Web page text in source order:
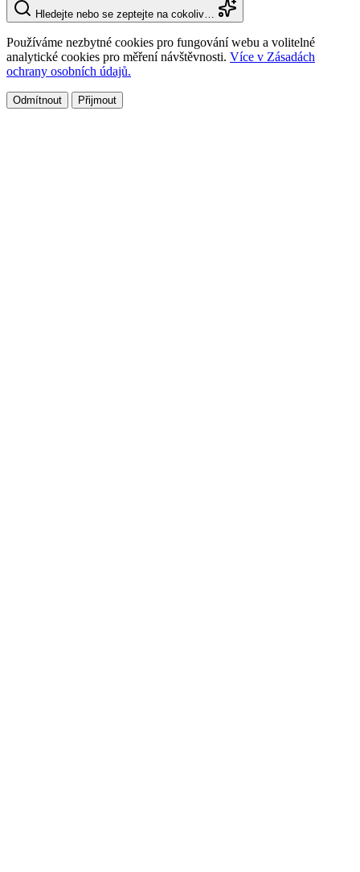
Hledejte nebo se zeptejte na cokoliv…
Používáme nezbytné cookies pro fungování webu a volitelné
analytické cookies pro měření návštěvnosti. Více v Zásadách
ochrany osobních údajů.
Odmítnout Přijmout